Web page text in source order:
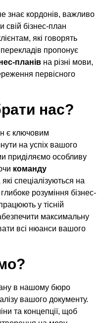
знає кордонів, важливо
свій бізнес-план
які говорять
пропонує
планів на різні мови,
первісного
нас?
є ключовим
на успіх вашого
приділяємо особливу
команду
які спеціалізуються на
розуміння бізнес-
у тісній
максимальну
всі нюанси вашого
в нашому бюро
вашого документу.
та концепції, щоб